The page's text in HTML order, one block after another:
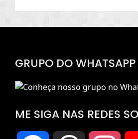
GRUPO DO WHATSAPP
ME SIGA NAS REDES